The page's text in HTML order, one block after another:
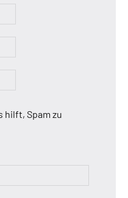
hilft, Spam zu